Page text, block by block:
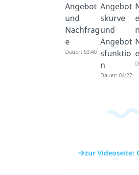
Angebot
und
Nachfrag
e
Dauer: 03:40
Angebot
skurve
und
Angebot
sfunktio
n
Dauer: 04:27
zur Videoseite: